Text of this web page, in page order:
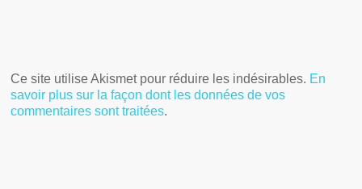
Ce site utilise Akismet pour réduire les indésirables. En
savoir plus sur la façon dont les données de vos
commentaires sont traitées.